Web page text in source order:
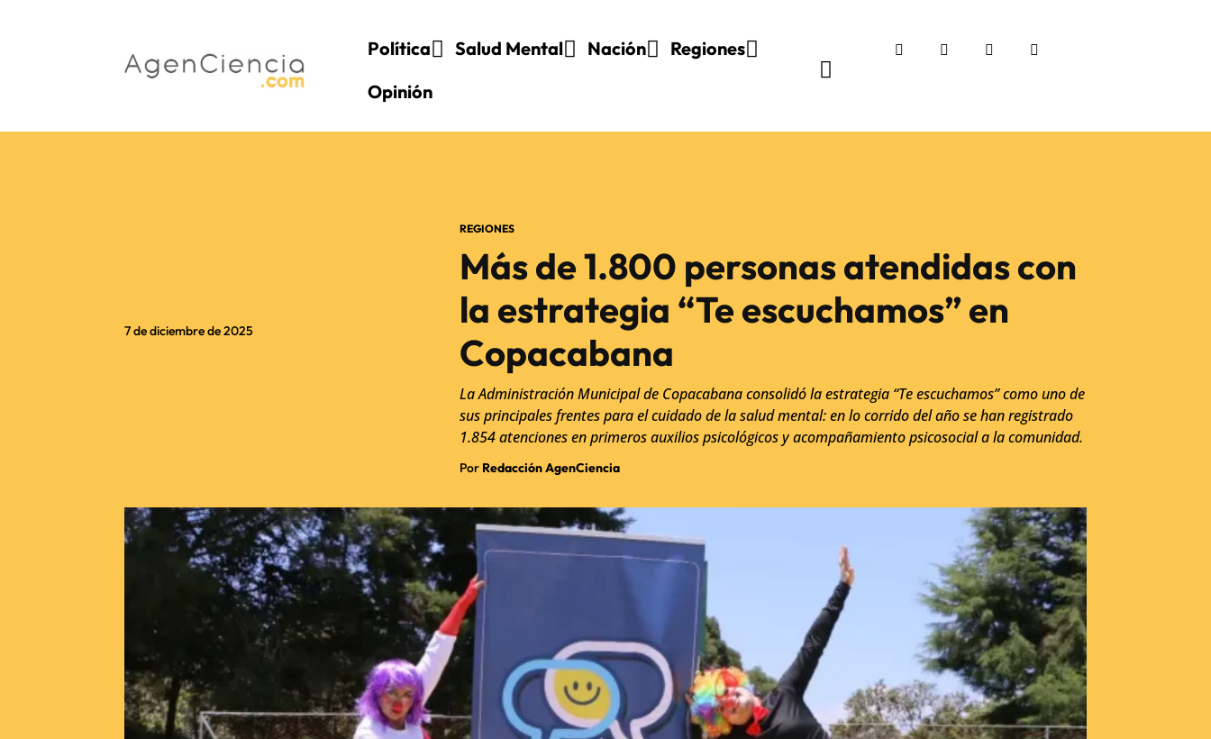
Política Salud Mental Nación
Regiones
Opinión
7 de diciembre de 2025
REGIONES
Más de 1.800 personas atendidas con
la estrategia “Te escuchamos” en
Copacabana
La Administración Municipal de Copacabana consolidó la estrategia “Te escuchamos” como uno de
sus principales frentes para el cuidado de la salud mental: en lo corrido del año se han registrado
1.854 atenciones en primeros auxilios psicológicos y acompañamiento psicosocial a la comunidad.
Por Redacción AgenCiencia